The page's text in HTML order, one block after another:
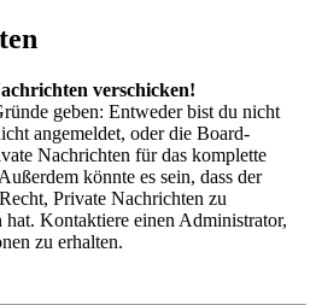
verschicken!
geben: Entweder bist du nicht
angemeldet, oder die Board-
Nachrichten für das komplette
könnte es sein, dass der
Private Nachrichten zu
hat. Kontaktiere einen Administrator,
zu erhalten.